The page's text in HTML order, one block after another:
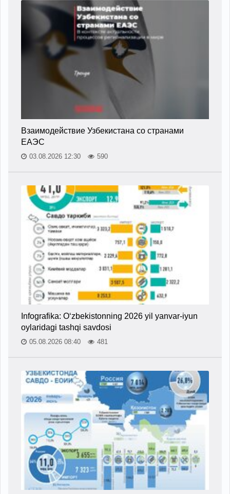
Взаимодействие Узбекистана со странами
ЕАЭС
03.08.2026 12:30 590
Infografika: O‘zbekistonning 2026 yil yanvar-iyun
oylaridagi tashqi savdosi
05.08.2026 08:40 481